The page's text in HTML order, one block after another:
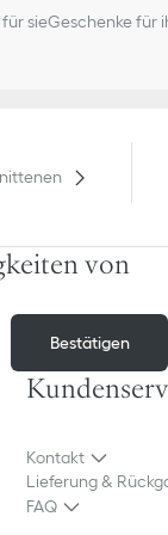
sieGeschenke für
von
Bestätigen
Kontakt
Lieferung &
FAQ